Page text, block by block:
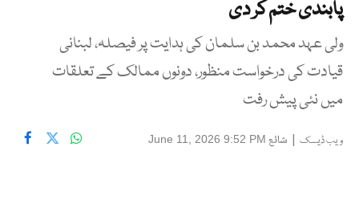
پابندی ختم کر دی
ولی عہد محمد بن سلمان کی ہدایت پر فیصلہ، لبنانی
قیادت کی درخواست منظور، دونوں ممالک کے تعلقات
میں نئی پیش رفت
ویب ڈیسک | شائع June 11, 2026 9:52 PM